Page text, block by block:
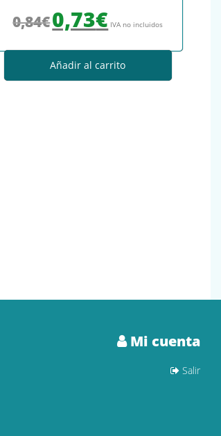
0,84€0,73€ IVA no incluidos
Añadir al carrito
Mi cuenta
Salir